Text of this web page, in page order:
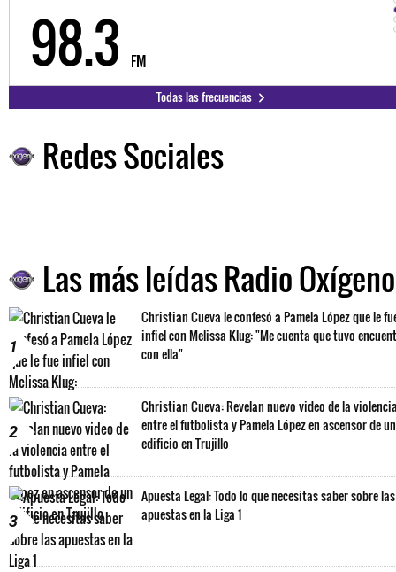
98.3 FM
Todas las frecuencias
Redes Sociales
Las más leídas Radio Oxígeno
1
Christian Cueva le confesó a Pamela López que le
infiel con Melissa Klug: "Me cuenta que tuvo
con ella"
2
Christian Cueva: Revelan nuevo video de la
entre el futbolista y Pamela López en ascensor de un
edificio en Trujillo
3
Apuesta Legal: Todo lo que necesitas saber sobre las
apuestas en la Liga 1